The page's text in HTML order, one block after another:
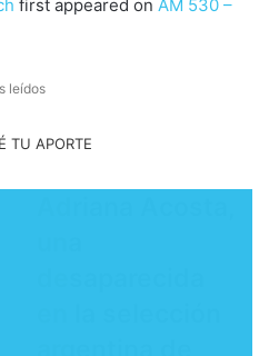
first appeared on AM 530 –
leídos